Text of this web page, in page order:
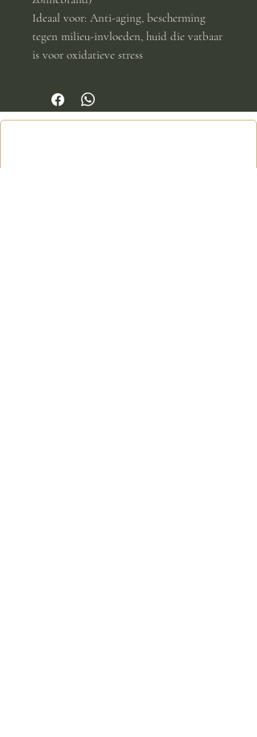
Ideaal voor: Anti-aging, bescherming
tegen milieu-invloeden, huid die vatbaar
is voor oxidatieve stress